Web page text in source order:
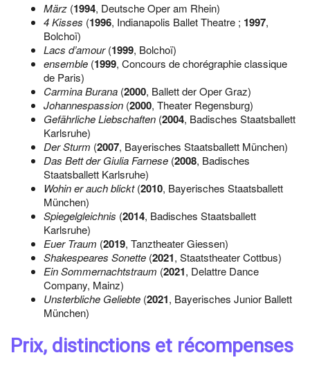
März (1994, Deutsche Oper am Rhein)
4 Kisses (1996, Indianapolis Ballet Theatre ; 1997,
Bolchoï)
Lacs d’amour(1999, Bolchoï)
ensemble (1999, Concours de chorégraphie classique
de Paris)
Carmina Burana (2000, Ballett der Oper Graz)
Johannespassion (2000, Theater Regensburg)
Gefährliche Liebschaften (2004, Badisches Staatsballett
Karlsruhe)
Der Sturm (2007, Bayerisches Staatsballett München)
Das Bett der Giulia Farnese (2008, Badisches
Staatsballett Karlsruhe)
Wohin er auch blickt(2010, Bayerisches Staatsballett
München)
Spiegelgleichnis (2014, Badisches Staatsballett
Karlsruhe)
Euer Traum (2019, Tanztheater Giessen)
Shakespeares Sonette (2021, Staatstheater Cottbus)
Ein Sommernachtstraum (2021, Delattre Dance
Company, Mainz)
Unsterbliche Geliebte (2021, Bayerisches Junior Ballett
München)
Prix, distinctions et récompenses